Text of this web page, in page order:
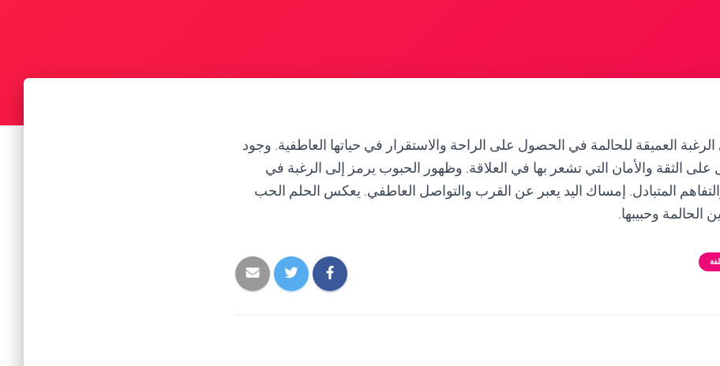
العميقة للحالمة في الحصول على الراحة والاستقرار في حياتها العاطفية. وجود
على الثقة والأمان التي تشعر بها في العلاقة. وظهور الحبوب يرمز إلى الرغبة في
المتبادل. إمساك اليد يعبر عن القرب والتواصل العاطفي. يعكس الحلم الحب
الحالمة وحبيبها.